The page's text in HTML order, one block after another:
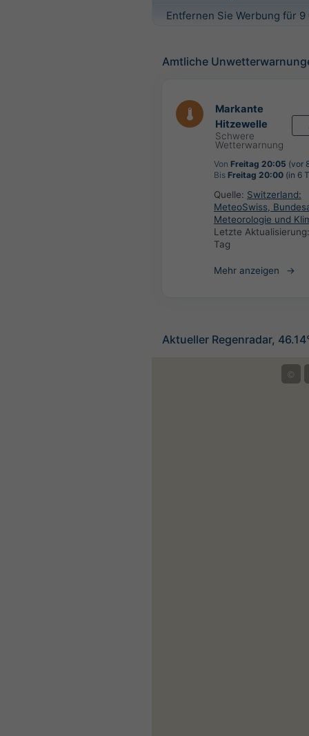
Entfernen Sie Werbung für
Amtliche
Markante
Hitzewelle
Schwere
Wetterwarnung
Von Freitag 20:05 (vor
Bis Freitag 20:00 (in 6
Quelle: Switzerland:
MeteoSwiss,
Meteorologie und
Letzte
Tag
Mehr anzeigen
Aktueller Regenradar,
©